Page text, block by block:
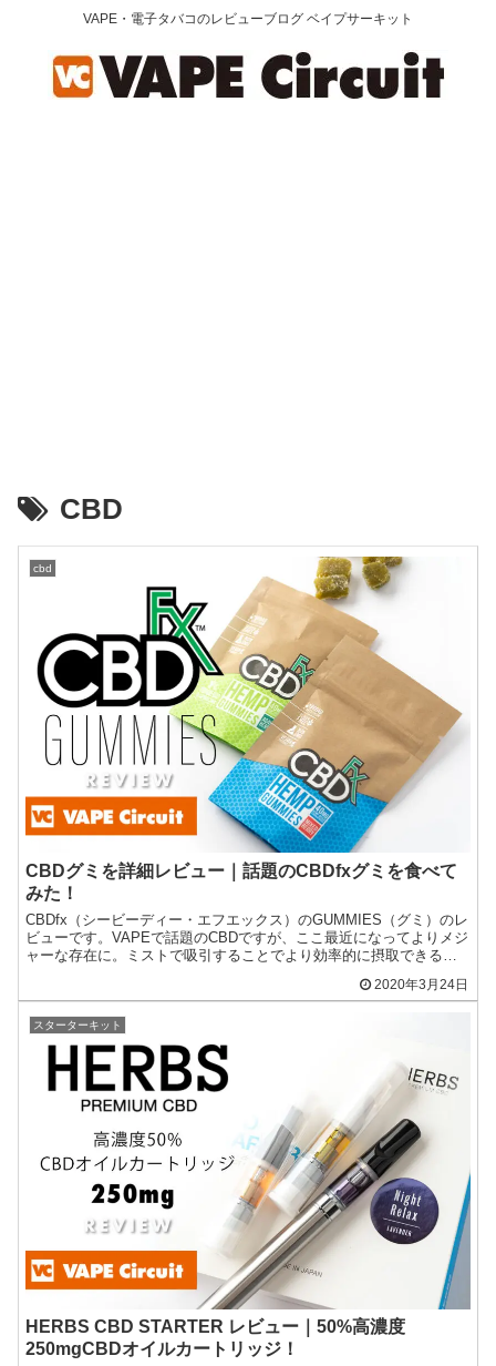
VAPE・電子タバコのレビューブログ ベイプサーキット
CBD
cbd
CBDグミを詳細レビュー｜話題のCBDfxグミを食べて
みた！
CBDfx（シービーディー・エフエックス）のGUMMIES（グミ）のレ
ビューです。VAPEで話題のCBDですが、ここ最近になってよりメジ
ャーな存在に。ミストで吸引することでより効率的に摂取できると
2020年3月24日
スターターキット
HERBS CBD STARTER レビュー｜50%高濃度
250mgCBDオイルカートリッジ！